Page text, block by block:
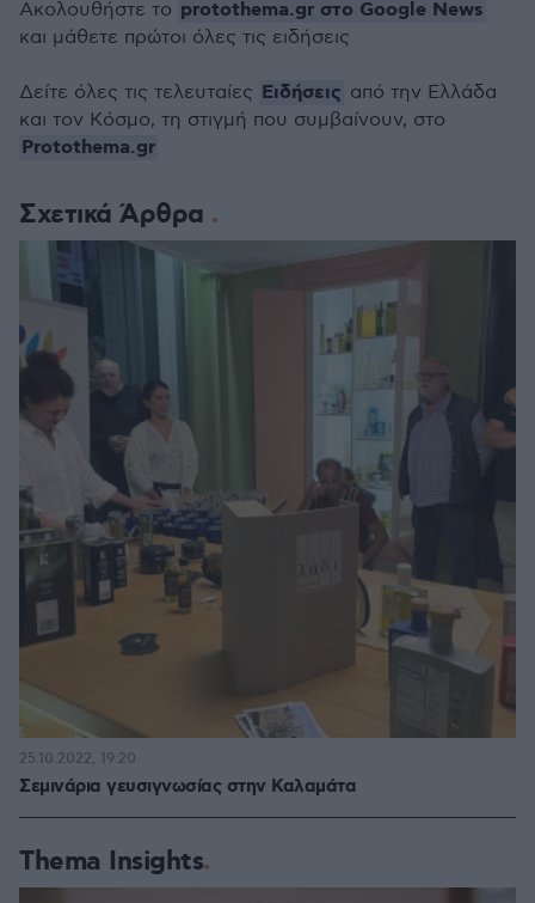
Σχετικά Άρθρα
Σεμινάρια γευσιγνωσίας στην Καλαμάτα
25.10.2022, 19:20
Thema Insights
Ακολουθήστε το protothema.gr στο Google News
και μάθετε πρώτοι όλες τις ειδήσεις
Δείτε όλες τις τελευταίες Ειδήσεις από την Ελλάδα
και τον Κόσμο, τη στιγμή που συμβαίνουν, στο
Protothema.gr